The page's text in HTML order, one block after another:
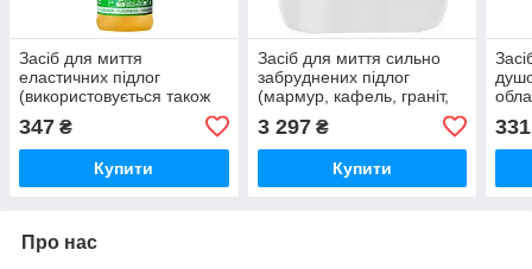
Засіб для миття
еластичних підлог
(використовується також
як плямовивідник) TENZI
TopEfekt STR 1л
(концентрат)
347 ₴
Купити
Засіб для миття сильно
забруднених підлог
(мармур, кафель, граніт,
клінкер)TENZI Ronal 10л
3 297₴
Купити
331
Про нас